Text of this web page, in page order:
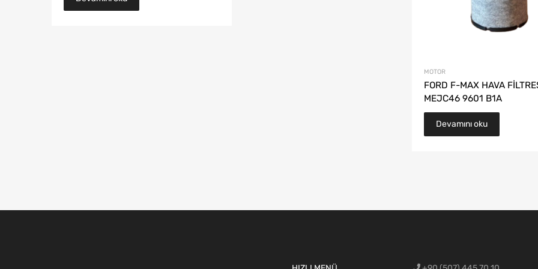
MOTOR
FORD F-MAX HAVA
MEJC46 9601 B1A
Devamını oku